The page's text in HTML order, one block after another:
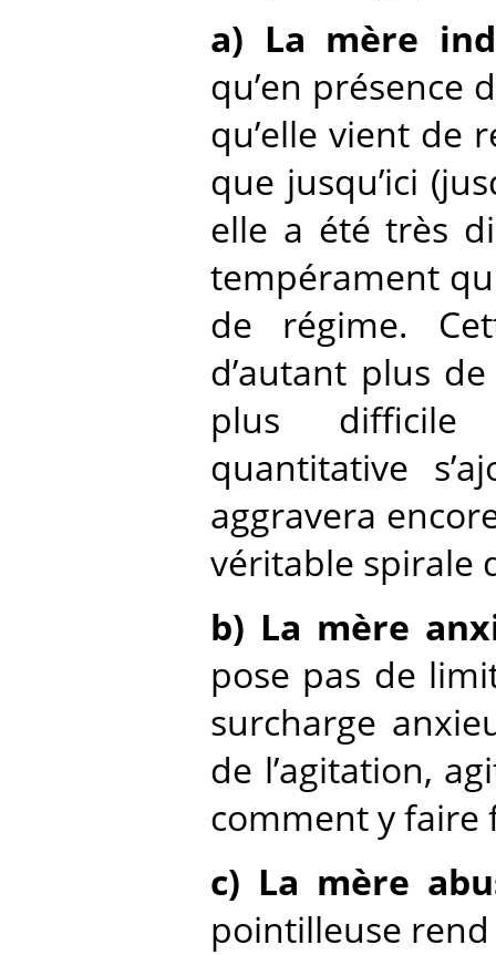
a) La mère
qu’en présence
qu’elle vient de
que jusqu’ici
elle a été très
tempérament
de régime.
d’autant plus
plus difficile
quantitative
aggravera
véritable spirale
b) La mère
pose pas de
surcharge
de l’agitation,
comment y faire
c) La mère
pointilleuse rend